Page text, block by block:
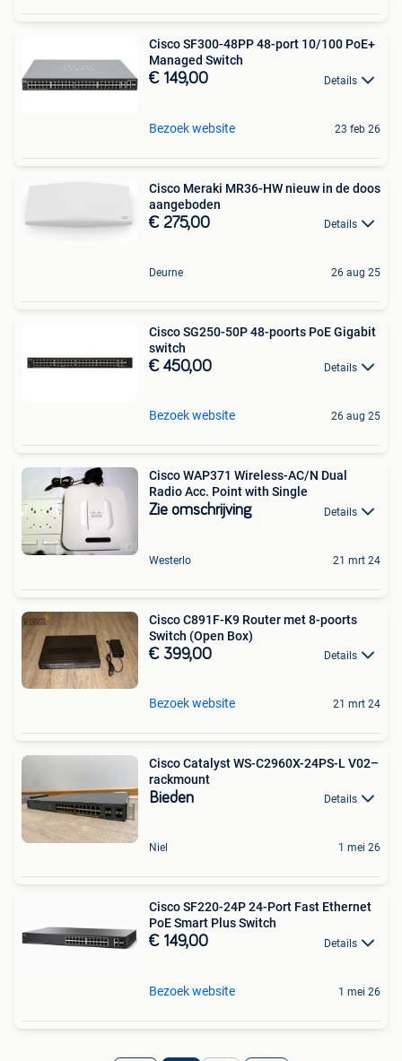
Cisco SF300-48PP 48-port 10/100 PoE+
Managed Switch
€ 149,00 Details
Bezoek website 23 feb 26
Cisco Meraki MR36-HW nieuw in de doos
aangeboden
€ 275,00 Details
Deurne 26 aug 25
Cisco SG250-50P 48-poorts PoE Gigabit
switch
€ 450,00 Details
Bezoek website 26 aug 25
Cisco WAP371 Wireless-AC/N Dual
Radio Acc. Point with Single
Zie omschrijving Details
Westerlo 21 mrt 24
Cisco C891F-K9 Router met 8-poorts
Switch (Open Box)
€ 399,00 Details
Bezoek website 21 mrt 24
Cisco Catalyst WS-C2960X-24PS-L V02–
rackmount
Bieden Details
Niel 1 mei 26
Cisco SF220-24P 24-Port Fast Ethernet
PoE Smart Plus Switch
€ 149,00 Details
Bezoek website 1 mei 26